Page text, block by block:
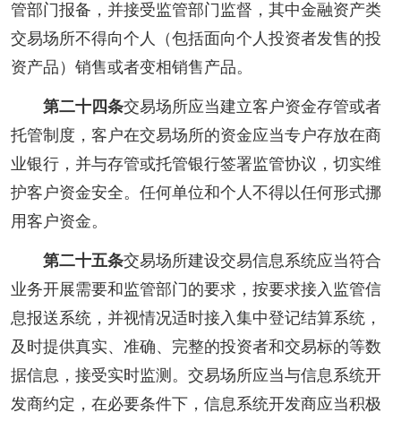
管部门报备，并接受监管部门监督，其中金融资产类
交易场所不得向个人（包括面向个人投资者发售的投
资产品）销售或者变相销售产品。
第二十四条交易场所应当建立客户资金存管或者
托管制度，客户在交易场所的资金应当专户存放在商
业银行，并与存管或托管银行签署监管协议，切实维
护客户资金安全。任何单位和个人不得以任何形式挪
用客户资金。
第二十五条交易场所建设交易信息系统应当符合
业务开展需要和监管部门的要求，按要求接入监管信
息报送系统，并视情况适时接入集中登记结算系统，
及时提供真实、准确、完整的投资者和交易标的等数
据信息，接受实时监测。交易场所应当与信息系统开
发商约定，在必要条件下，信息系统开发商应当积极